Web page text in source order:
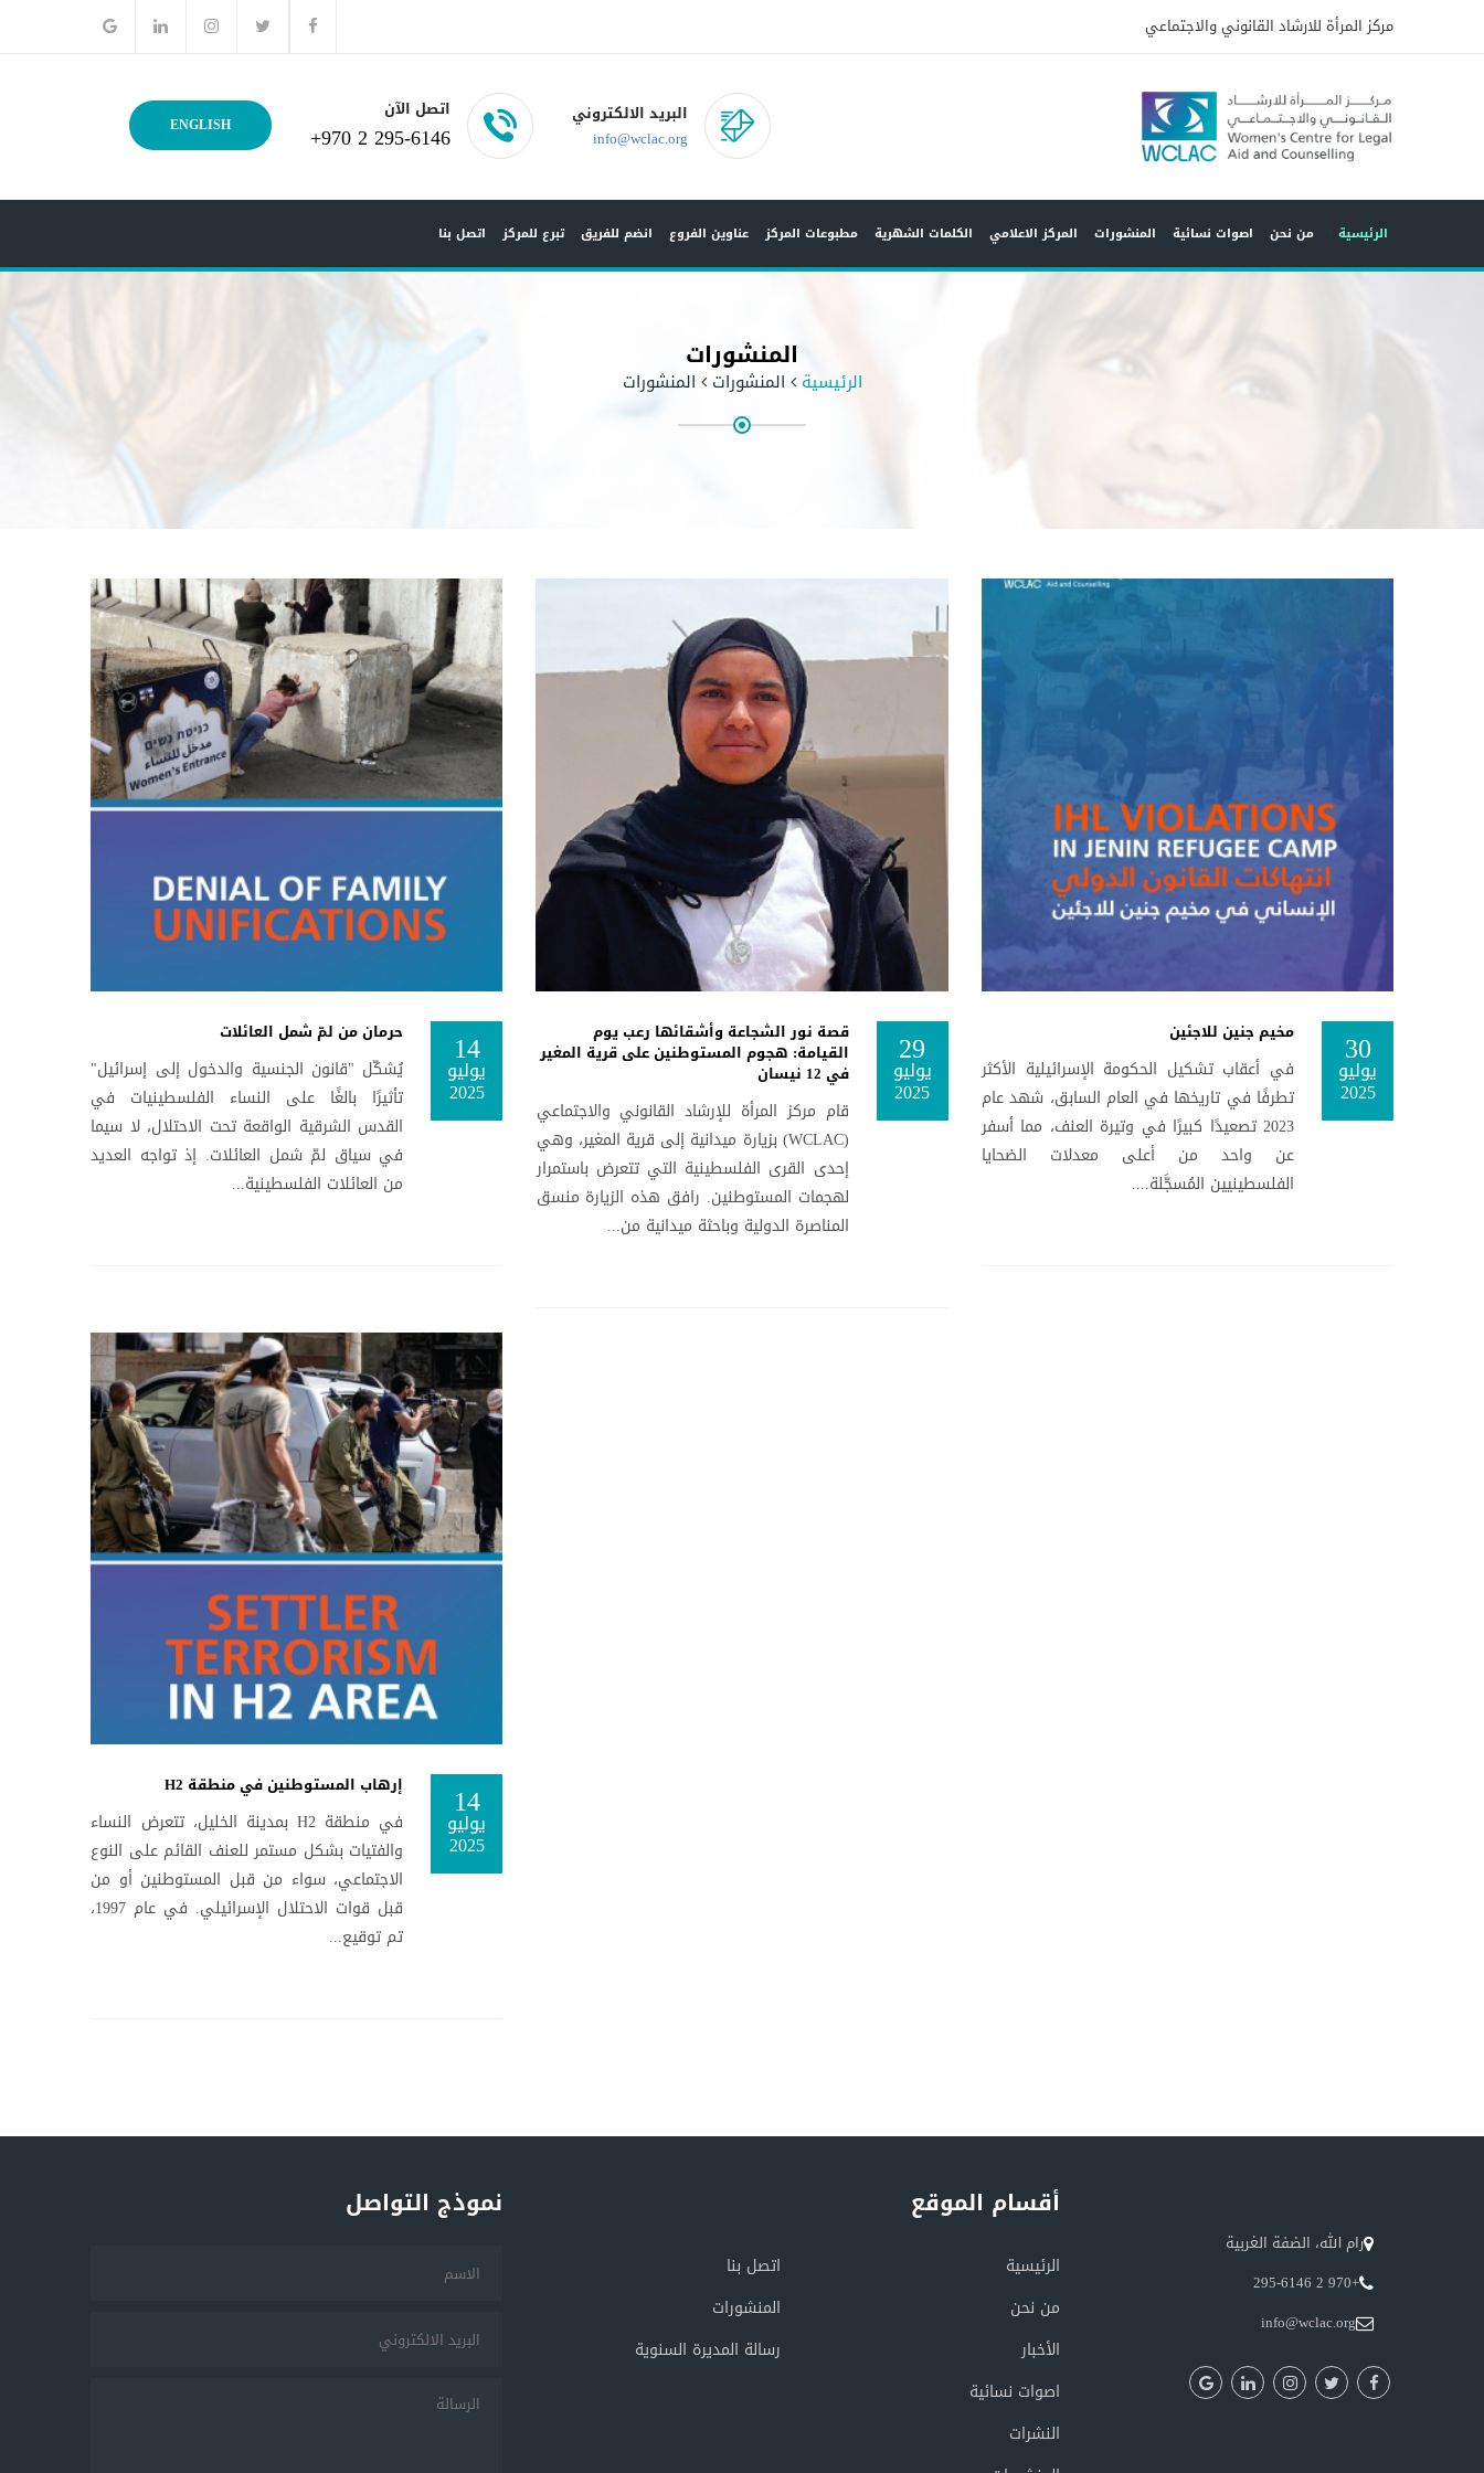
مركز المرأة للارشاد القانوني والاجتماعي
البريد الالكتروني
info@wclac.org
اتصل الآن
+970 2 295-6146
ENGLISH
الرئيسية من نحن اصوات نسائية المنشورات المركز الاعلامي الكلمات الشهرية مطبوعات المركز عناوين الفروع انضم للفريق تبرع للمركز اتصل بنا
المنشورات
الرئيسية المنشورات المنشورات
30
يوليو
2025
مخيم جنين للاجئين
في أعقاب تشكيل الحكومة الإسرائيلية الأكثر
تطرفًا في تاريخها في العام السابق، شهد عام
2023 تصعيدًا كبيرًا في وتيرة العنف، مما أسفر
عن واحد من أعلى معدلات الضحايا
الفلسطينيين المُسجَّلة....
29
يوليو
2025
قصة نور الشجاعة وأشقائها رعب يوم
القيامة: هجوم المستوطنين على قرية المغير
في 12 نيسان
قام مركز المرأة للإرشاد القانوني والاجتماعي
(WCLAC) بزيارة ميدانية إلى قرية المغير، وهي
إحدى القرى الفلسطينية التي تتعرض باستمرار
لهجمات المستوطنين. رافق هذه الزيارة منسق
المناصرة الدولية وباحثة ميدانية من...
14
يوليو
2025
حرمان من لمّ شمل العائلات
يُشكّل "قانون الجنسية والدخول إلى إسرائيل"
تأثيرًا بالغًا على النساء الفلسطينيات في
القدس الشرقية الواقعة تحت الاحتلال، لا سيما
في سياق لمّ شمل العائلات. إذ تواجه العديد
من العائلات الفلسطينية...
14
يوليو
2025
إرهاب المستوطنين في منطقة H2
في منطقة H2 بمدينة الخليل، تتعرض النساء
والفتيات بشكل مستمر للعنف القائم على النوع
الاجتماعي، سواء من قبل المستوطنين أو من
قبل قوات الاحتلال الإسرائيلي. في عام 1997،
تم توقيع...
رام الله، الضفة الغربية
+970 2 295-6146
info@wclac.org
أقسام الموقع
الرئيسية
من نحن
الأخبار
اصوات نسائية
النشرات
اتصل بنا
المنشورات
رسالة المديرة السنوية
نموذج التواصل